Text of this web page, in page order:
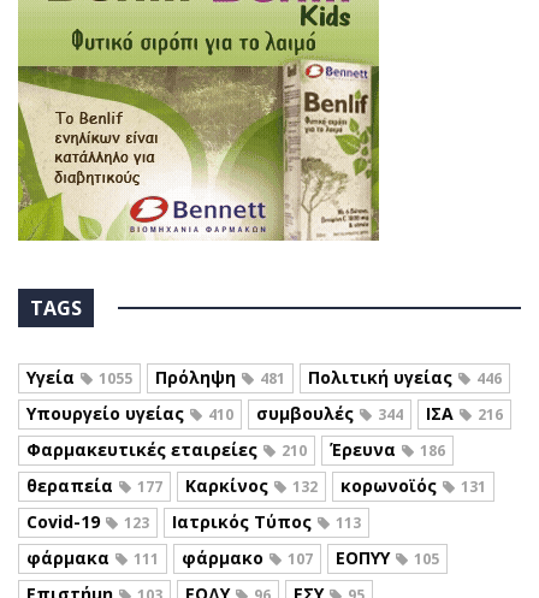
TAGS
Υγεία 1055 Πρόληψη 481 Πολιτική υγείας 446
Υπουργείο υγείας 410 συμβουλές 344 ΙΣΑ 216
Φαρμακευτικές εταιρείες 210 Έρευνα 186
θεραπεία 177 Καρκίνος 132 κορωνοϊός 131
Covid-19 123 Ιατρικός Τύπος 113
φάρμακα 111 φάρμακο 107 ΕΟΠΥΥ 105